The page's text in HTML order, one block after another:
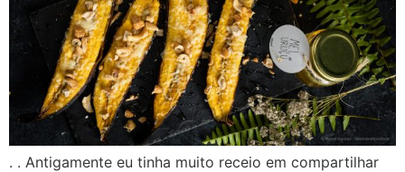
. . Antigamente eu tinha muito receio em compartilhar